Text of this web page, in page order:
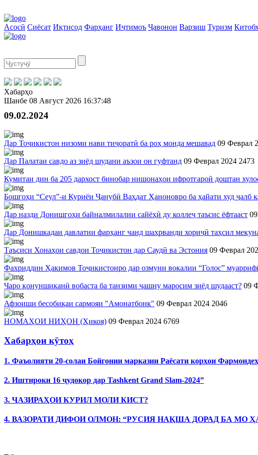
Асосӣ Сиёсат Иқтисод Фарҳанг Иҷтимоъ Ҷавонон Варзиш Туризм
Хабарҳо
Шанбе 08 Август 2026 16:37:49
09.02.2024
Дар Тоҷикистон низоми нави тиҷоратӣ ба роҳ монда мешавад 09 Феврал
Дар Палатаи савдо аз зиёд шудани аъзои он гуфтанд 09 Феврал 2024 2473
Кумитаи дин ба 205 дархост бинобар нишонаҳои ифротгароӣ доштан
Бошгоҳи “Сеул”-и Куриёи Ҷанубӣ Ваҳдат Ҳаноновро ба ҳайати худ ҷалб
Дар назди Донишгоҳи байналмилалии сайёҳӣ ду коллеҷ таъсис ёфтааст
Дар Донишкадаи давлатии фарҳанг чанд шаҳрванди хориҷӣ таҳсил
Таъсиси Хонаҳои савдои Тоҷикистон дар Саудӣ ва Эстония 09 Феврал
Фахриддин Ҳакимов Тоҷикистонро дар озмуни вокалии “Голос”
Чаро қонуншиканӣ вобаста ба танзими ҷашну маросим зиёд шудааст? 09
Афзоиши бесобиқаи сармояи "Амонатбонк" 09 Феврал 2024 2046
НОМАҲОИ НИҲОН (Ҳикоя) 09 Феврал 2024 6769
Хабарҳои кӯтоҳ
1. Фаъолияти 20-солаи Бойгонии марказии Раёсати корҳои
2. Иштироки 16 ҷудокор дар Tashkent Grand Slam-2024”
3. ҶАЗИРАҲОИ КУРИЛ МОЛИ КИСТ?
4. ВАЗОРАТИ ДИФОИ ОЛМОН: “РУСИЯ НАҚША ДОРАД БА МО